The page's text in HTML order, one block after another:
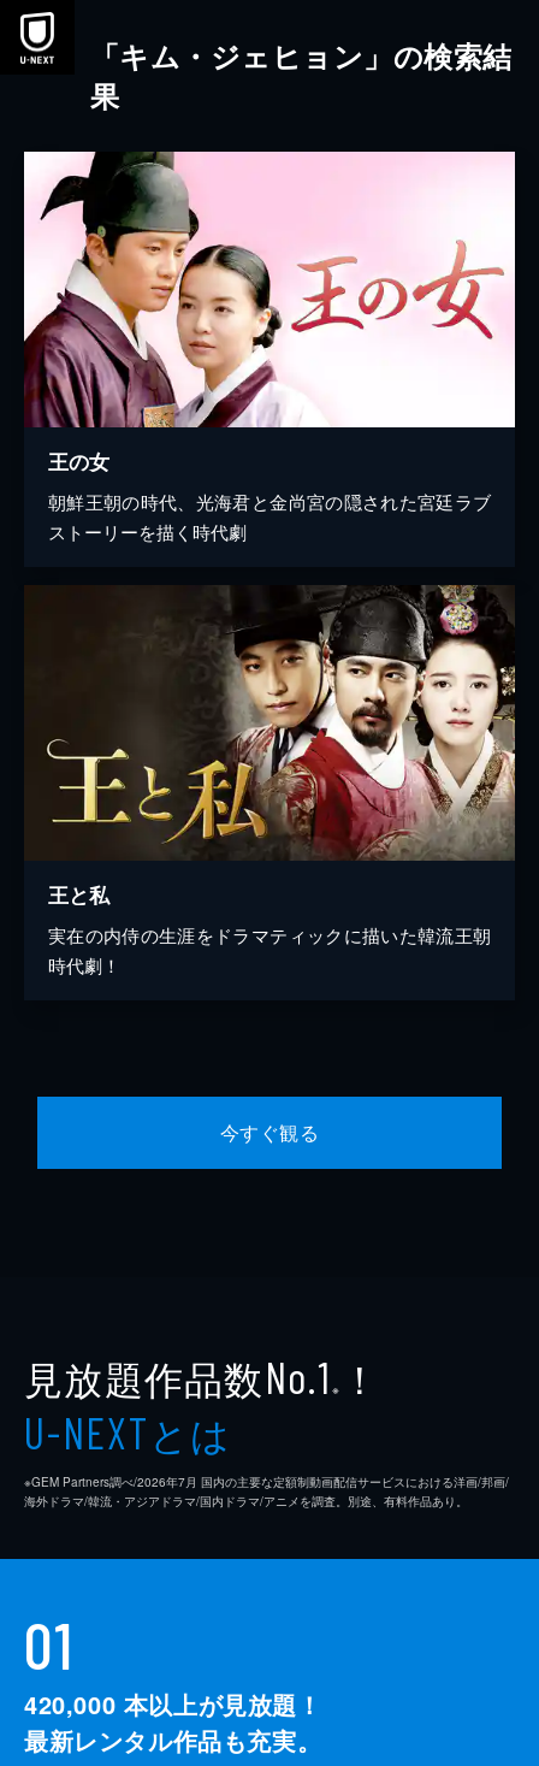
本文へスキップ
「キム・ジェヒョン」の検索結
果
王の女
朝鮮王朝の時代、光海君と金尚宮の隠された宮廷ラブ
ストーリーを描く時代劇
王と私
実在の内侍の生涯をドラマティックに描いた韓流王朝
時代劇！
今すぐ観る
見放題作品数No.1 ※ ！
U-NEXTとは
※GEM Partners調べ/2026年7⽉ 国内の主要な定額制動画配信サービスにおける洋画/邦画/
海外ドラマ/韓流・アジアドラマ/国内ドラマ/アニメを調査。別途、有料作品あり。
01
420,000 本以上が見放題！
最新レンタル作品も充実。